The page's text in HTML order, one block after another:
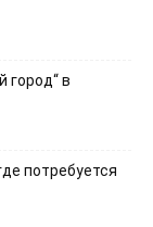
город“ в
потребуется